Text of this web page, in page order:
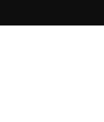
contenido